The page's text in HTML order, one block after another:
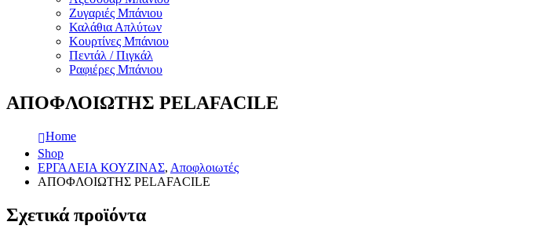
Ζυγαριές Μπάνιου
Καλάθια Απλύτων
Κουρτίνες Μπάνιου
Πεντάλ / Πιγκάλ
Ραφιέρες Μπάνιου
ΑΠΟΦΛΟΙΩΤΗΣ PELAFACILE
Home
Shop
ΕΡΓΑΛΕΙΑ ΚΟΥΖΙΝΑΣ, Αποφλοιωτές
ΑΠΟΦΛΟΙΩΤΗΣ PELAFACILE
Σχετικά προϊόντα